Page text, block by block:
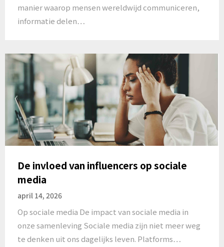
manier waarop mensen wereldwijd communiceren,
informatie delen…
De invloed van influencers op sociale
media
april 14, 2026
Op sociale media De impact van sociale media in
onze samenleving Sociale media zijn niet meer weg
te denken uit ons dagelijks leven. Platforms…